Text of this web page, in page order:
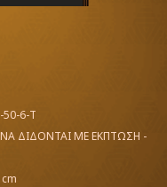
50-6-Τ
ΔΙΔΟΝΤΑΙ ΜΕ ΕΚΠΤΩΣΗ -